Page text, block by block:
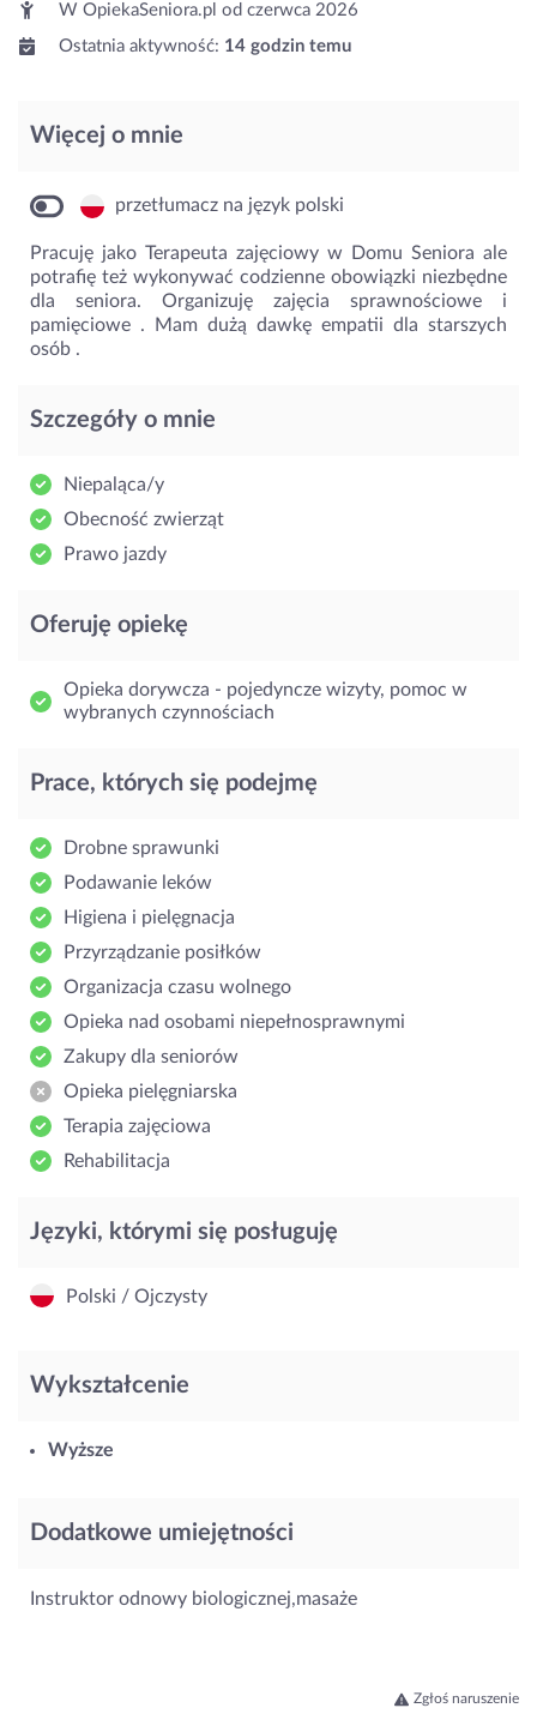
W OpiekaSeniora.pl od czerwca 2026
Ostatnia aktywność: 14 godzin temu
Więcej o mnie
przetłumacz na język polski
Pracuję jako Terapeuta zajęciowy w Domu Seniora ale
potrafię też wykonywać codzienne obowiązki niezbędne
dla seniora. Organizuję zajęcia sprawnościowe i
pamięciowe . Mam dużą dawkę empatii dla starszych
osób .
Szczegóły o mnie
Niepaląca/y
Obecność zwierząt
Prawo jazdy
Oferuję opiekę
Opieka dorywcza - pojedyncze wizyty, pomoc w
wybranych czynnościach
Prace, których się podejmę
Drobne sprawunki
Podawanie leków
Higiena i pielęgnacja
Przyrządzanie posiłków
Organizacja czasu wolnego
Opieka nad osobami niepełnosprawnymi
Zakupy dla seniorów
Opieka pielęgniarska
Terapia zajęciowa
Rehabilitacja
Języki, którymi się posługuję
Polski / Ojczysty
Wykształcenie
Wyższe
Dodatkowe umiejętności
Instruktor odnowy biologicznej,masaże
Zgłoś naruszenie